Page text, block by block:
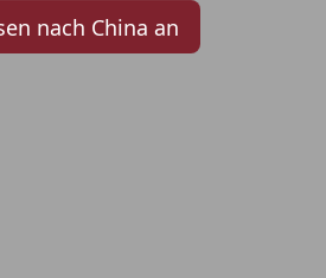
nach China an